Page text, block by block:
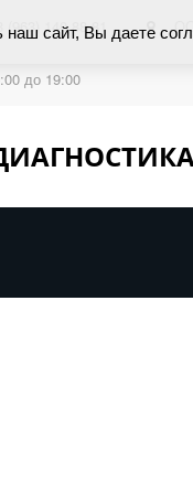
(963) 140 88 81
до 19:00
сайт, Вы даете